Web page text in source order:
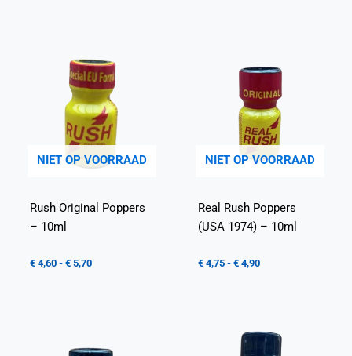
NIET OP VOORRAAD
Rush Original Poppers
– 10ml
€4,60- €5,70
NIET OP VOORRAAD
Real Rush Poppers
(USA 1974) – 10ml
€4,75- €4,90